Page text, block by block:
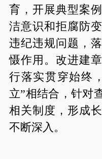
育，开展典型案
洁意识和拒腐防
违纪违规问题，
慑作用。改进建
行落实贯穿始终
立”相结合，针对
相关制度，形成
不断深入。